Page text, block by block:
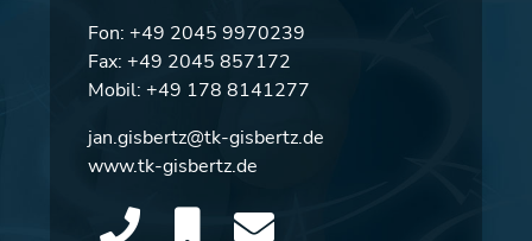
Fon: +49 2045 9970239
Fax: +49 2045 857172
Mobil: +49 178 8141277
jan.gisbertz@tk-gisbertz.de
www.tk-gisbertz.de